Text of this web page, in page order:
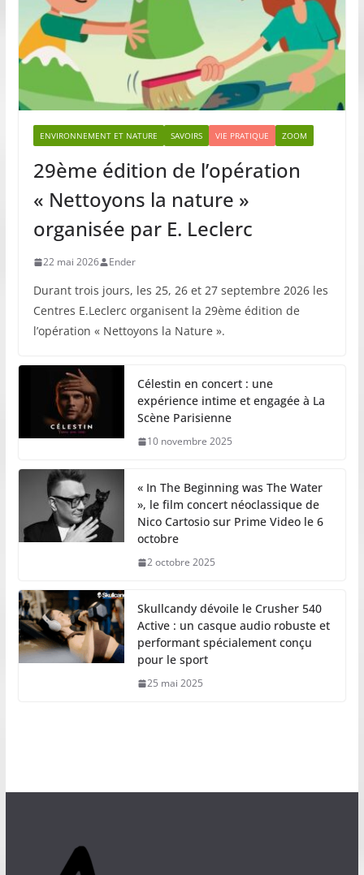
ENVIRONNEMENT ET NATURE SAVOIRS VIE PRATIQUE ZOOM
29ème édition de l’opération
« Nettoyons la nature »
organisée par E. Leclerc
22 mai 2026 Ender
Durant trois jours, les 25, 26 et 27 septembre 2026 les
Centres E.Leclerc organisent la 29ème édition de
l’opération « Nettoyons la Nature ».
Célestin en concert : une
expérience intime et engagée à La
Scène Parisienne
10 novembre 2025
« In The Beginning was The Water
», le film concert néoclassique de
Nico Cartosio sur Prime Video le 6
octobre
2 octobre 2025
Skullcandy dévoile le Crusher 540
Active : un casque audio robuste et
performant spécialement conçu
pour le sport
25 mai 2025